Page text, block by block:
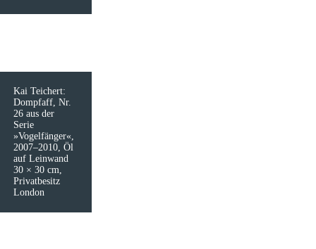
Kai Teichert:
Dompfaff, Nr.
26 aus der
Serie
»Vogelfänger«,
2007–2010, Öl
auf Leinwand
30 × 30 cm,
Privatbesitz
London